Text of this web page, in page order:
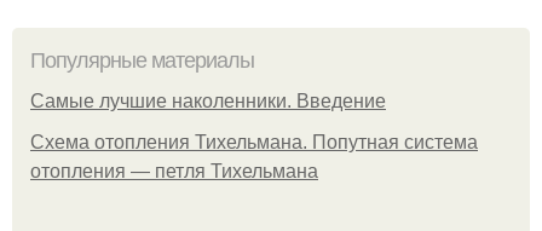
Популярные материалы
Самые лучшие наколенники. Введение
Схема отопления Тихельмана. Попутная система
отопления — петля Тихельмана